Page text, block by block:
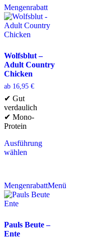
Mengenrabatt
Wolfsblut –
Adult Country
Chicken
ab 16,95 €
✔ Gut
verdaulich
✔ Mono-
Protein
Ausführung
wählen
MengenrabattMenü
Pauls Beute –
Ente